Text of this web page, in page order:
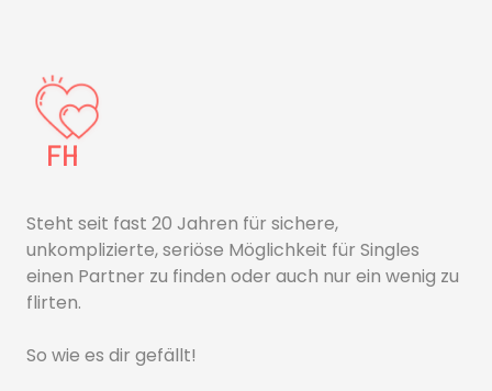
Steht seit fast 20 Jahren für sichere,
unkomplizierte, seriöse Möglichkeit für Singles
einen Partner zu finden oder auch nur ein wenig zu
flirten.
So wie es dir gefällt!